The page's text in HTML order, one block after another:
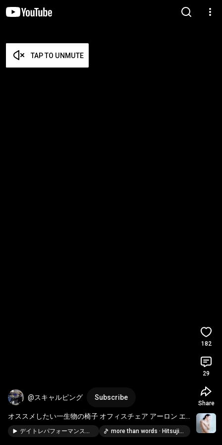
TAP TO UNMUTE
@スキャルピング Subscribe
オススメしたい一生物の椅子 オフィスチェア アーロン エ
ルゴ コズムチェア ワークチェア #HermanMiller
#AKRacing#Ergohuman #shorts
デイトレパフォーマンスが上がったトレードアイテムBEST3 (サイエンス/ミラブル/ウルトラファインバブル) more than words · Hitsujibungaku
182
29
Share